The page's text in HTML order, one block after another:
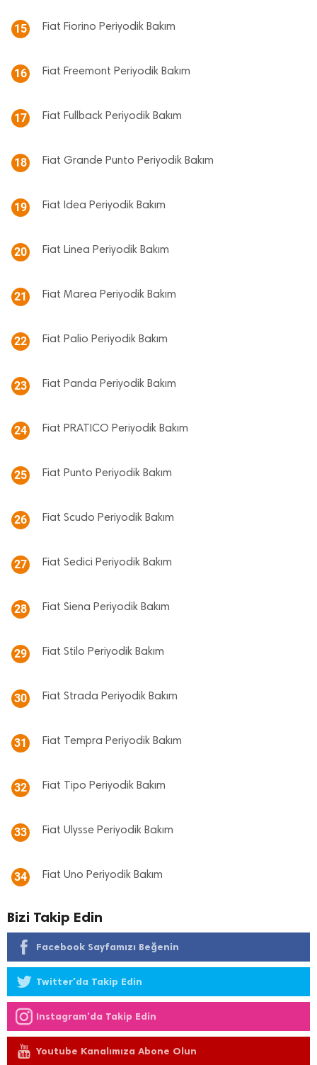
15 Fiat Fiorino Periyodik Bakım
16 Fiat Freemont Periyodik Bakım
17 Fiat Fullback Periyodik Bakım
18 Fiat Grande Punto Periyodik Bakım
19 Fiat Idea Periyodik Bakım
20 Fiat Linea Periyodik Bakım
21 Fiat Marea Periyodik Bakım
22 Fiat Palio Periyodik Bakım
23 Fiat Panda Periyodik Bakım
24 Fiat PRATICO Periyodik Bakım
25 Fiat Punto Periyodik Bakım
26 Fiat Scudo Periyodik Bakım
27 Fiat Sedici Periyodik Bakım
28 Fiat Siena Periyodik Bakım
29 Fiat Stilo Periyodik Bakım
30 Fiat Strada Periyodik Bakım
31 Fiat Tempra Periyodik Bakım
32 Fiat Tipo Periyodik Bakım
33 Fiat Ulysse Periyodik Bakım
34 Fiat Uno Periyodik Bakım
Bizi Takip Edin
Facebook Sayfamızı Beğenin
Twitter'da Takip Edin
Instagram'da Takip Edin
Youtube Kanalımıza Abone Olun